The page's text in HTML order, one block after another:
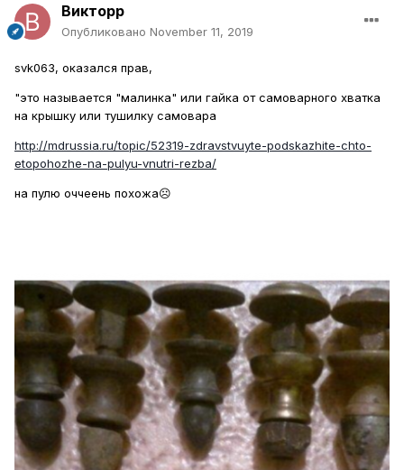
Викторр
Опубликовано November 11, 2019
svk063, оказался прав,
"это называется "малинка" или гайка от самоварного хватка
на крышку или тушилку самовара
http://mdrussia.ru/topic/52319-zdravstvuyte-podskazhite-chto-
etopohozhe-na-pulyu-vnutri-rezba/
на пулю оччеень похожа☹️